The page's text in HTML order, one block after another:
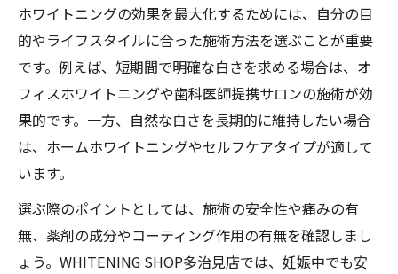
ホワイトニングの効果を最大化するためには、自分の目
的やライフスタイルに合った施術方法を選ぶことが重要
です。例えば、短期間で明確な白さを求める場合は、オ
フィスホワイトニングや歯科医師提携サロンの施術が効
果的です。一方、自然な白さを長期的に維持したい場合
は、ホームホワイトニングやセルフケアタイプが適して
います。
選ぶ際のポイントとしては、施術の安全性や痛みの有
無、薬剤の成分やコーティング作用の有無を確認しまし
ょう。WHITENING SHOP多治見店では、妊娠中でも安